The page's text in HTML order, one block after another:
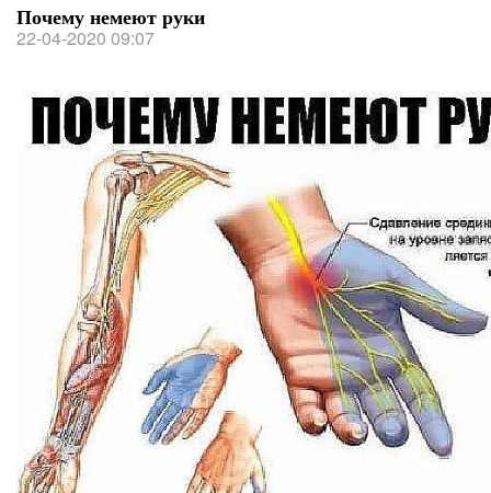
Почему немеют руки
22-04-2020 09:07